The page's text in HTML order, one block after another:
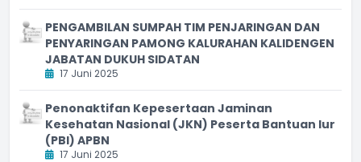
PENGAMBILAN SUMPAH TIM PENJARINGAN DAN
PENYARINGAN PAMONG KALURAHAN KALIDENGEN
JABATAN DUKUH SIDATAN
17 Juni 2025
Penonaktifan Kepesertaan Jaminan
Kesehatan Nasional (JKN) Peserta Bantuan Iur
(PBI) APBN
17 Juni 2025